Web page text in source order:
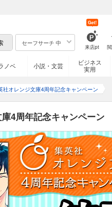
セーフサーチ 中
来店pt
Get!
ノベ 小説・文芸
ビジネス
実用
社オレンジ文庫4周年記念キャンペーン
4周年記念キャンペーン